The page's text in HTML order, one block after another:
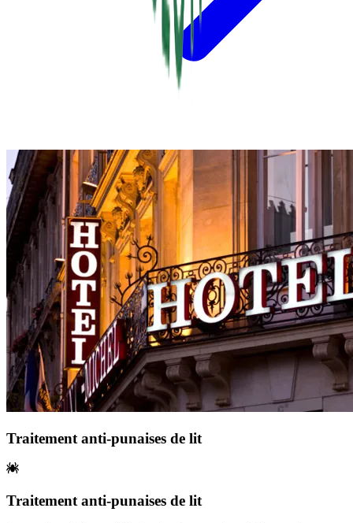
Traitement anti-punaises de lit
Traitement anti-punaises de lit